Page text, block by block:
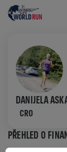
DANIJELA
CRO
PŘEHLED O